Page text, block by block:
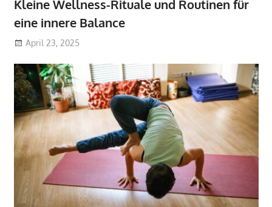
Kleine Wellness-Rituale und Routinen für
eine innere Balance
April 23, 2025